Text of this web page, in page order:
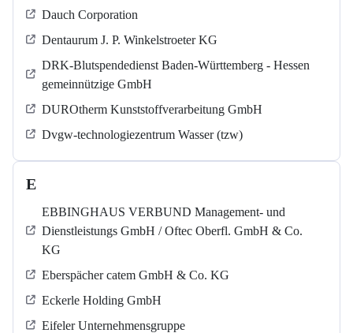
Dauch Corporation
Dentaurum J. P. Winkelstroeter KG
DRK-Blutspendedienst Baden-Württemberg - Hessen
gemeinnützige GmbH
DUROtherm Kunststoffverarbeitung GmbH
Dvgw-technologiezentrum Wasser (tzw)
E
EBBINGHAUS VERBUND Management- und
Dienstleistungs GmbH / Oftec Oberfl. GmbH & Co.
KG
Eberspächer catem GmbH & Co. KG
Eckerle Holding GmbH
Eifeler Unternehmensgruppe